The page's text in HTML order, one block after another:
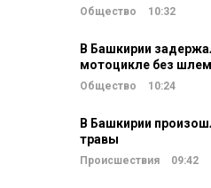
Общество 10:32
В Башкирии
мотоцикле без
Общество 10:24
В Башкирии
травы
Происшествия 09:42